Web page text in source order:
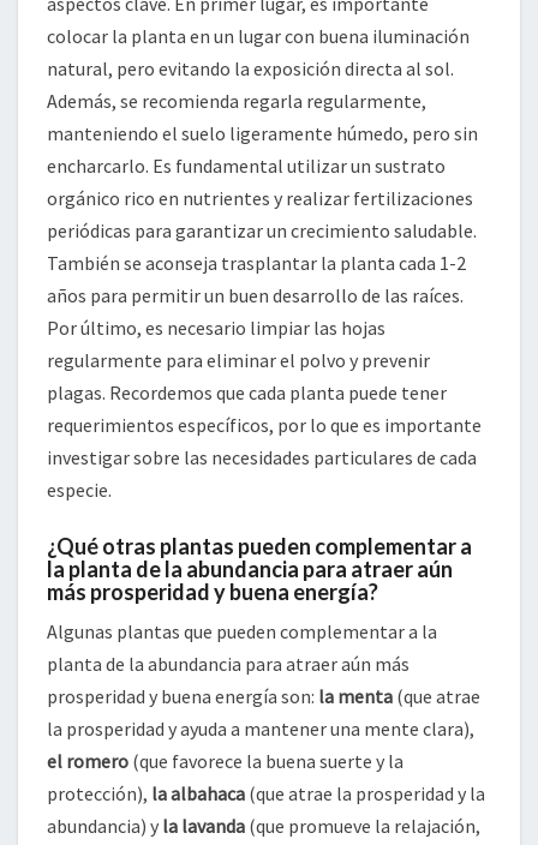
colocar la planta en un lugar con buena iluminación
natural, pero evitando la exposición directa al sol.
Además, se recomienda regarla regularmente,
manteniendo el suelo ligeramente húmedo, pero sin
encharcarlo. Es fundamental utilizar un sustrato
orgánico rico en nutrientes y realizar fertilizaciones
periódicas para garantizar un crecimiento saludable.
También se aconseja trasplantar la planta cada 1-2
años para permitir un buen desarrollo de las raíces.
Por último, es necesario limpiar las hojas
regularmente para eliminar el polvo y prevenir
plagas. Recordemos que cada planta puede tener
requerimientos específicos, por lo que es importante
investigar sobre las necesidades particulares de cada
especie.
¿Qué otras plantas pueden complementar a
la planta de la abundancia para atraer aún
más prosperidad y buena energía?
Algunas plantas que pueden complementar a la
planta de la abundancia para atraer aún más
prosperidad y buena energía son: la menta (que atrae
la prosperidad y ayuda a mantener una mente clara),
el romero (que favorece la buena suerte y la
protección), la albahaca (que atrae la prosperidad y la
abundancia) y la lavanda (que promueve la relajación,